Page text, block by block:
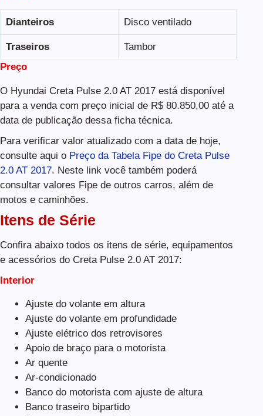
Dianteiros Disco ventilado
Traseiros
Tambor
Preço
O Hyundai Creta Pulse 2.0 AT 2017 está disponível
para a venda com preço inicial de R$ 80.850,00 até a
data de publicação dessa ficha técnica.
Para verificar valor atualizado com a data de hoje,
consulte aqui o Preço da Tabela Fipe do Creta Pulse
2.0 AT 2017. Neste link você também poderá
consultar valores Fipe de outros carros, além de
motos e caminhões.
Itens de Série
Confira abaixo todos os itens de série, equipamentos
e acessórios do Creta Pulse 2.0 AT 2017:
Interior
Ajuste do volante em altura
Ajuste do volante em profundidade
Ajuste elétrico dos retrovisores
Apoio de braço para o motorista
Ar quente
Ar-condicionado
Banco do motorista com ajuste de altura
Banco traseiro bipartido